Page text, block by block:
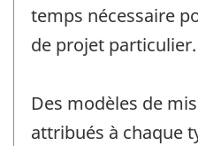
temps nécessaire
de projet particulier.
Des modèles de
attribués à chaque